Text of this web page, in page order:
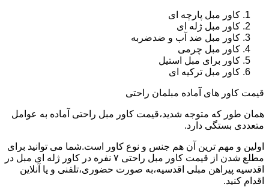
کاور مبل پارچه ای
کاور مبل ژله ای
کاور مبل ضد آب و ضدضربه
کاور مبل چرمی
کاور برای مبل استیل
کاور مبل ترکیه ای
قیمت کاور های آماده مبلمان راحتی
همان طور که متوجه شدید،قیمت کاور مبل راحتی آماده به عوامل
متعددی بستگی دارد.
اولین و مهم ترین آن هم جنس و نوع کاور است.شما می توانید برای
مطلع شدن از قیمت کاور مبل راحتی ۷ نفره در کاور ژله ای مبل در
اقدسیه پیراهن مبلی اقدسیه،به صورت حضوری،تلفنی و یا آنلاین
اقدام کنید.